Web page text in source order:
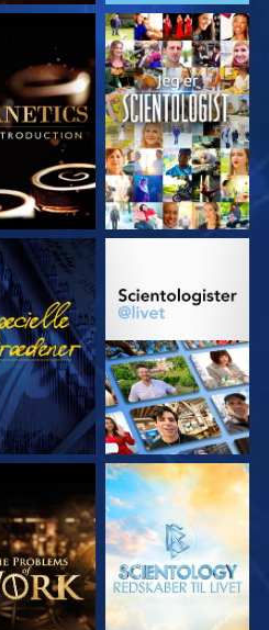
SERIEN SE
SE UDFORSK SERIEN
SERIEN UDFORSK SERIEN